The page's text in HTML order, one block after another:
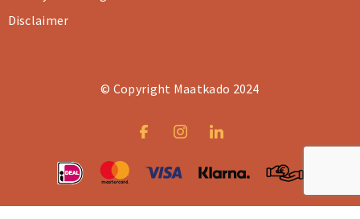
Disclaimer
© Copyright Maatkado 2024